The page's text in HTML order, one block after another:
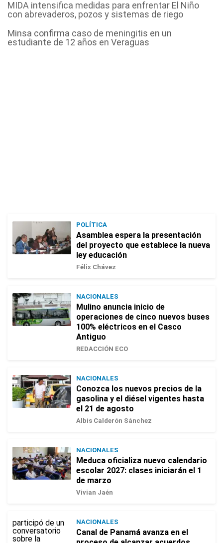
MIDA intensifica medidas para enfrentar El Niño
con abrevaderos, pozos y sistemas de riego
Minsa confirma caso de meningitis en un
estudiante de 12 años en Veraguas
POLÍTICA
Asamblea espera la presentación
del proyecto que establece la nueva
ley educación
Félix Chávez
NACIONALES
Mulino anuncia inicio de
operaciones de cinco nuevos buses
100% eléctricos en el Casco
Antiguo
REDACCIÓN ECO
NACIONALES
Conozca los nuevos precios de la
gasolina y el diésel vigentes hasta
el 21 de agosto
Albis Calderón Sánchez
NACIONALES
Meduca oficializa nuevo calendario
escolar 2027: clases iniciarán el 1
de marzo
Vivian Jaén
NACIONALES
Canal de Panamá avanza en el